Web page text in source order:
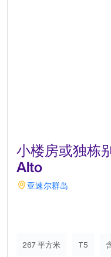
小楼房或独栋
Alto
亚速尔群岛
267 平方米 T5